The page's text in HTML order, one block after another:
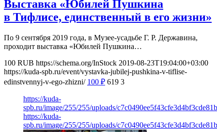
Выставка «Юбилей Пушкина
в Тифлисе, единственный в его жизни»
По 9 сентября 2019 года, в Музее-усадьбе Г. Р. Державина,
проходит выставка «Юбилей Пушкина…
100 RUB https://schema.org/InStock 2019-08-23T19:04:00+03:00
https://kuda-spb.ru/event/vystavka-jubilej-pushkina-v-tiflise-
edinstvennyj-v-ego-zhizni/ 100 ₽ 619 3
https://kuda-
spb.ru/image/255/255/uploads/
https://kuda-
spb.ru/image/255/255/uploads/